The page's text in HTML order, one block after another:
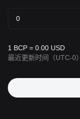
1 BCP = 0.00 USD
最近更新时间
（UTC-0）